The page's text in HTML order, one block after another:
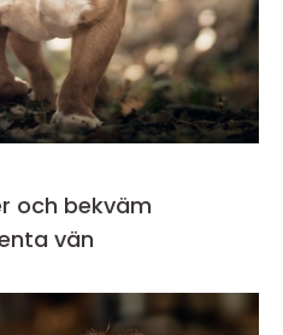
och bekväm
vän